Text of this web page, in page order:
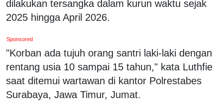
dilakukan tersangka dalam kurun waktu sejak
2025 hingga April 2026.
Sponsored
"Korban ada tujuh orang santri laki-laki dengan
rentang usia 10 sampai 15 tahun," kata Luthfie
saat ditemui wartawan di kantor Polrestabes
Surabaya, Jawa Timur, Jumat.